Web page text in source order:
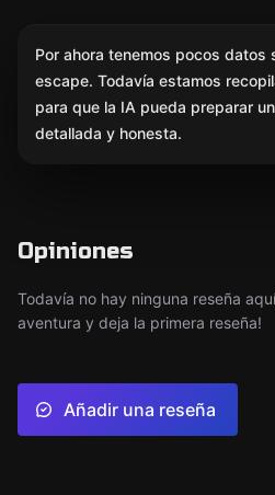
Por ahora tenemos pocos datos
escape. Todavía estamos
para que la IA pueda preparar
detallada y honesta.
Opiniones
Todavía no hay ninguna reseña
aventura y deja la primera reseña!
Añadir una reseña